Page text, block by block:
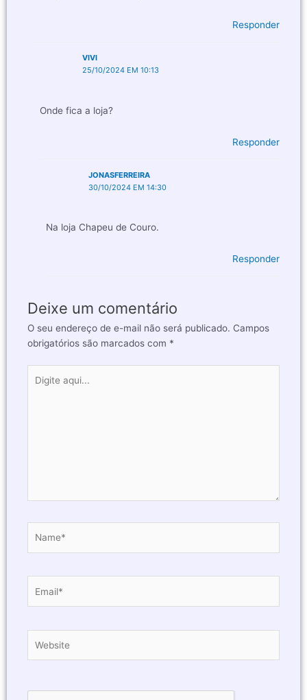
Responder
VIVI
25/10/2024 EM 10:13
Onde fica a loja?
Responder
JONASFERREIRA
30/10/2024 EM 14:30
Na loja Chapeu de Couro.
Responder
Deixe um comentário
O seu endereço de e-mail não será publicado. Campos
obrigatórios são marcados com *
aqui...